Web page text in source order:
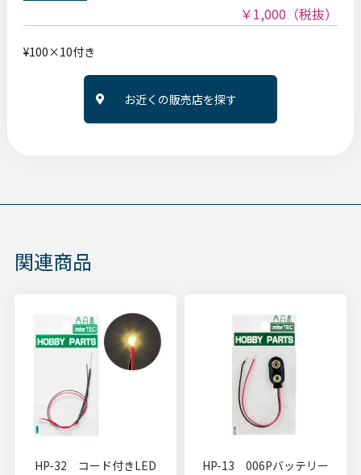
￥1,000 （税抜）
¥100×10付き
お近くの販売店を探す
関連商品
HP-32 コード付きLED
HP-13 006Pバッテリー